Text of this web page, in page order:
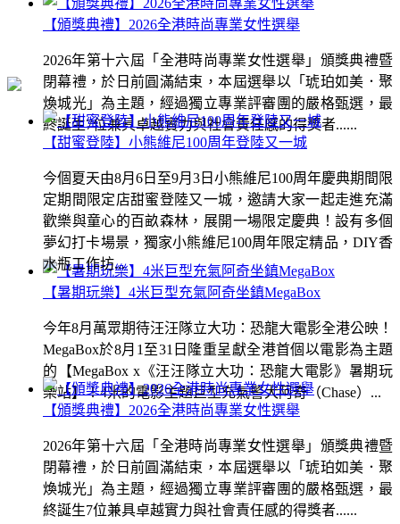
【頒獎典禮】2026全港時尚專業女性選舉
2026年第十六屆「全港時尚專業女性選舉」頒獎典禮暨
閉幕禮，於日前圓滿結束，本屆選舉以「琥珀如美．聚
煥城光」為主題，經過獨立專業評審團的嚴格甄選，最
終誕生7位兼具卓越實力與社會責任感的得獎者......
【暑期玩樂】4米巨型充氣阿奇坐鎮MegaBox
今年8月萬眾期待汪汪隊立大功：恐龍大電影全港公映！
MegaBox於8月1至31日隆重呈獻全港首個以電影為主題
的【MegaBox x《汪汪隊立大功：恐龍大電影》暑期玩
樂站】！4米的電影主題巨型充氣警犬阿奇（Chase）...
【甜蜜登陸】小熊維尼100周年登陸又一城
今個夏天由8月6日至9月3日小熊維尼100周年慶典期間限
定期間限定店甜蜜登陸又一城，邀請大家一起走進充滿
歡樂與童心的百畝森林，展開一場限定慶典！設有多個
夢幻打卡場景，獨家小熊維尼100周年限定精品，DIY香
水瓶工作坊...
【頒獎典禮】2026全港時尚專業女性選舉
2026年第十六屆「全港時尚專業女性選舉」頒獎典禮暨
閉幕禮，於日前圓滿結束，本屆選舉以「琥珀如美．聚
煥城光」為主題，經過獨立專業評審團的嚴格甄選，最
終誕生7位兼具卓越實力與社會責任感的得獎者......